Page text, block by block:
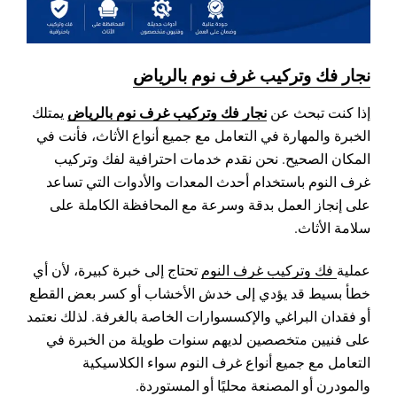
نجار فك وتركيب غرف نوم بالرياض
إذا كنت تبحث عن نجار فك وتركيب غرف نوم بالرياض يمتلك
الخبرة والمهارة في التعامل مع جميع أنواع الأثاث، فأنت في
المكان الصحيح. نحن نقدم خدمات احترافية لفك وتركيب
غرف النوم باستخدام أحدث المعدات والأدوات التي تساعد
على إنجاز العمل بدقة وسرعة مع المحافظة الكاملة على
سلامة الأثاث.
عملية فك وتركيب غرف النوم تحتاج إلى خبرة كبيرة، لأن أي
خطأ بسيط قد يؤدي إلى خدش الأخشاب أو كسر بعض القطع
أو فقدان البراغي والإكسسوارات الخاصة بالغرفة. لذلك نعتمد
على فنيين متخصصين لديهم سنوات طويلة من الخبرة في
التعامل مع جميع أنواع غرف النوم سواء الكلاسيكية
والمودرن أو المصنعة محليًا أو المستوردة.